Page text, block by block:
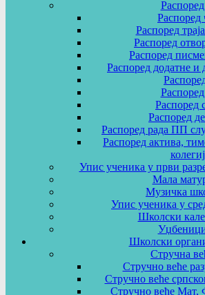
Распоред
Распоред
Распоред
Распоред
Распоред
Распоред додатне и
Распоред
Распоред
Распоред рада ПП
Распоред актива,
Упис ученика у први
Мала
Музичка
Упис ученика у
Школски
Школски
Стручна
Стручно веће
Стручно веће
Стручно веће